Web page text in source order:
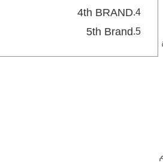
4th BRAND
5th Brand